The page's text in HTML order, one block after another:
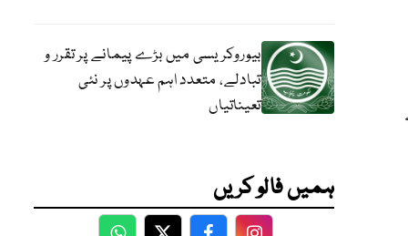
بیوروکریسی میں بڑے پیمانے پر تقرر و
تبادلے، متعدد اہم عہدوں پر نئی
تعیناتیاں
ہمیں فالو کریں